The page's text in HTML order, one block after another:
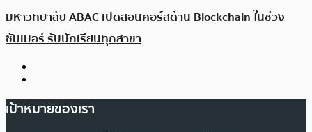
มหาวิทยาลัย ABAC เปิดสอนคอร์สด้าน Blockchain ในช่วง
ซัมเมอร์ รับนักเรียนทุกสาขา
เป้าหมายของเรา